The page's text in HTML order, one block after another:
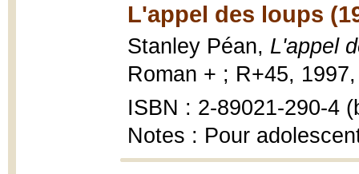
L'appel des loups
Stanley Péan, L'appel
Roman + ; R+45,
ISBN : 2-89021-290-4
Notes : Pour